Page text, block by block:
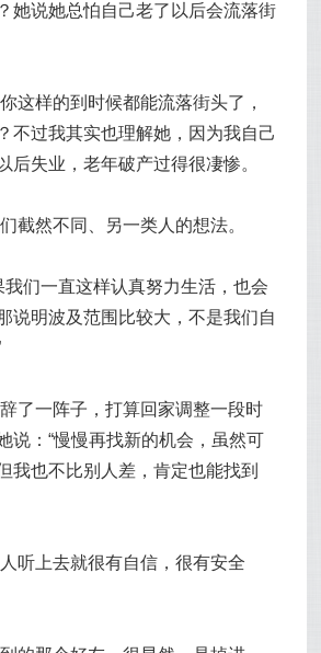
她说她总怕自己老了以后会流落街
这样的到时候都能流落街头了，
不过我其实也理解她，因为我自己
后失业，老年破产过得很凄惨。
截然不同、另一类人的想法。
我们一直这样认真努力生活，也会
说明波及范围比较大，不是我们自
了一阵子，打算回家调整一段时
说：“慢慢再找新的机会，虽然可
我也不比别人差，肯定也能找到
听上去就很有自信，很有安全